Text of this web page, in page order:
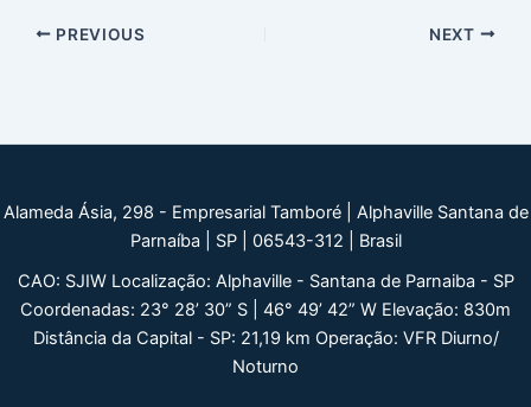
Post
PREVIOUS NEXT
Alameda Ásia, 298 - Empresarial Tamboré | Alphaville Santana de
Parnaíba | SP | 06543-312 | Brasil
CAO: SJIW Localização: Alphaville - Santana de Parnaiba - SP
Coordenadas: 23° 28’ 30” S | 46° 49’ 42” W Elevação: 830m
Distância da Capital - SP: 21,19 km Operação: VFR Diurno/
Noturno